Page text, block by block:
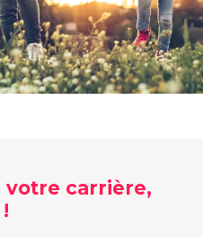
votre carrière,